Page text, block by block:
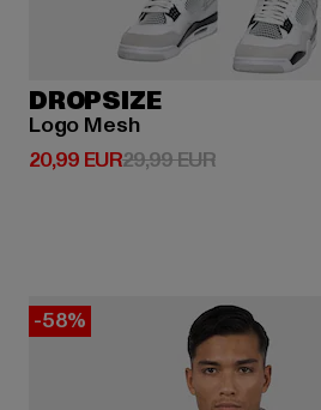
DROPSIZE
Logo Mesh
20,99 EUR
Derzeitiger Preis: 20,99 EUR
29,99 EUR
-58%